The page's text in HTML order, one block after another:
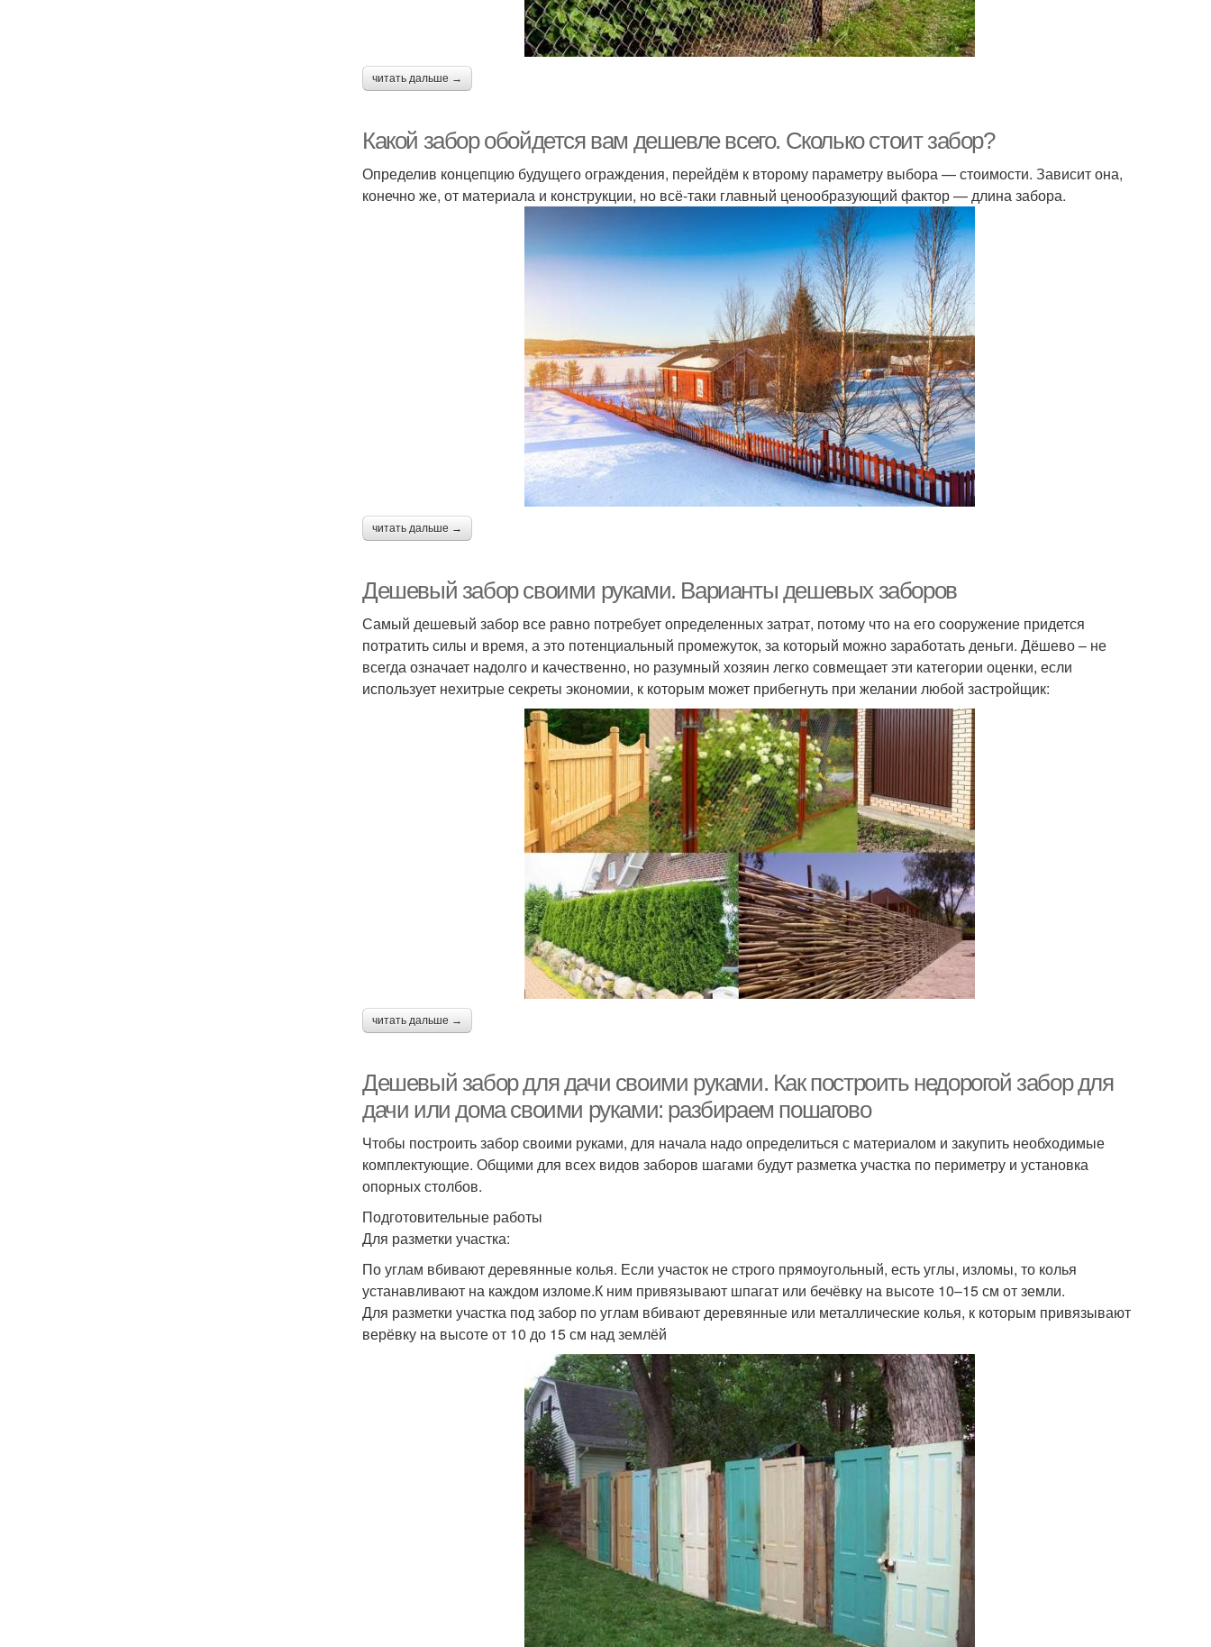
читать дальше →
Какой забор обойдется вам дешевле всего. Сколько стоит забор?
Определив концепцию будущего ограждения, перейдём к второму параметру выбора — стоимости. Зависит она,
конечно же, от материала и конструкции, но всё-таки главный ценообразующий фактор — длина забора.
читать дальше →
Дешевый забор своими руками. Варианты дешевых заборов
Самый дешевый забор все равно потребует определенных затрат, потому что на его сооружение придется
потратить силы и время, а это потенциальный промежуток, за который можно заработать деньги. Дёшево – не
всегда означает надолго и качественно, но разумный хозяин легко совмещает эти категории оценки, если
использует нехитрые секреты экономии, к которым может прибегнуть при желании любой застройщик:
читать дальше →
Дешевый забор для дачи своими руками. Как построить недорогой забор для
дачи или дома своими руками: разбираем пошагово
Чтобы построить забор своими руками, для начала надо определиться с материалом и закупить необходимые
комплектующие. Общими для всех видов заборов шагами будут разметка участка по периметру и установка
опорных столбов.
Подготовительные работы
Для разметки участка:
По углам вбивают деревянные колья. Если участок не строго прямоугольный, есть углы, изломы, то колья
устанавливают на каждом изломе.К ним привязывают шпагат или бечёвку на высоте 10–15 см от земли.
Для разметки участка под забор по углам вбивают деревянные или металлические колья, к которым привязывают
верёвку на высоте от 10 до 15 см над землёй